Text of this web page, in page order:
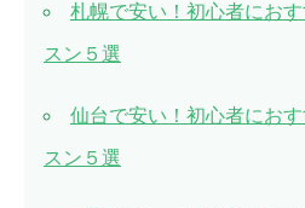
札幌で安い！初心者にお
スン５選
仙台で安い！初心者にお
スン５選